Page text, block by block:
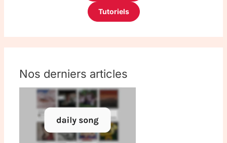
Tutoriels
Nos derniers articles